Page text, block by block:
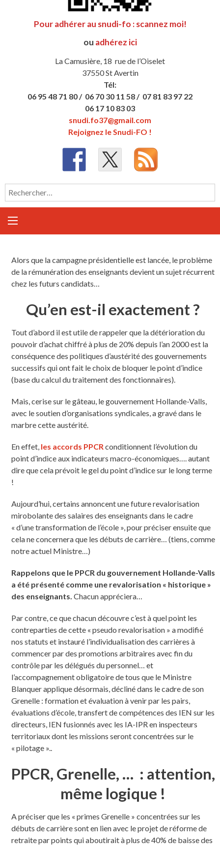
Pour adhérer au snudi-fo : scannez moi!
ou adhérez ici
La Camusière, 18 rue de l’Oiselet
37550 St Avertin
Tél:
06 95 48 71 80 / 06 70 30 11 58 / 07 81 83 97 22
06 17 10 83 03
snudi.fo37@gmail.com
Rejoignez le Snudi-FO !
Rechercher :
Alors que la campagne présidentielle est lancée, le problème
de la rémunération des enseignants devient un sujet récurrent
chez les futurs candidats…
Qu’en est-il exactement ?
Tout d’abord il est utile de rappeler que la détérioration du
pouvoir d’achat chiffré à plus de 20% depuis l’an 2000 est la
conséquence des politiques d’austérité des gouvernements
successifs qui ont fait le choix de bloquer le point d’indice
(base du calcul du traitement des fonctionnaires).
Mais, cerise sur le gâteau, le gouvernement Hollande-Valls,
avec le soutien d’organisations syndicales, a gravé dans le
marbre cette austérité.
En effet, les accords PPCR conditionnent l’évolution du
point d’indice aux indicateurs macro-économiques…. autant
dire que cela prévoit le gel du point d’indice sur le long terme
!
Aujourd’hui, certains annoncent une future revalorisation
mirobolante des salaires des enseignants dans le cadre
« d’une transformation de l’école », pour préciser ensuite que
cela ne concernera que les débuts de carrière… (tiens, comme
notre actuel Ministre…)
Rappelons que le PPCR du gouvernement Hollande-Valls
a été présenté comme une revalorisation « historique »
des enseignants. Chacun appréciera…
Par contre, ce que chacun découvre c’est à quel point les
contreparties de cette « pseudo revalorisation » a modifié
nos statuts et instauré l’individualisation des carrières à
commencer par des promotions arbitraires avec fin du
contrôle par les délégués du personnel… et
l’accompagnement obligatoire de tous que le Ministre
Blanquer applique désormais, décliné dans le cadre de son
Grenelle : formation et évaluation à venir par les pairs,
évaluations d’école, transfert de compétences des IEN sur les
directeurs, IEN fusionnés avec les IA-IPR en inspecteurs
territoriaux dont les missions seront concentrées sur le
« pilotage »..
PPCR, Grenelle, … : attention,
même logique !
A préciser que les « primes Grenelle » concentrées sur les
débuts de carrière sont en lien avec le projet de réforme de
retraite par points qui aboutirait à plus de 40% de baisse des